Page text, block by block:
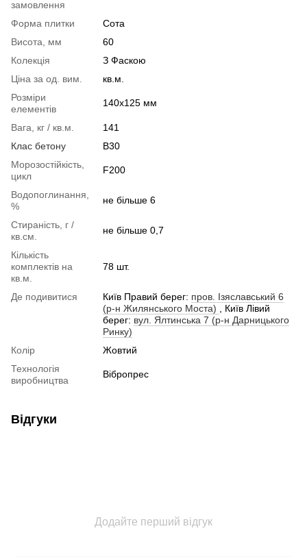
замовлення
Форма плитки
Сота
Висота, мм
60
Колекція
З Фаскою
Ціна за од. вим.
кв.м.
Розміри
елементів
140x125 мм
Вага, кг / кв.м.
141
Клас бетону
В30
Морозостійкість,
цикл
F200
Водопоглинання,
%
не більше 6
Стираність, г /
кв.см.
не більше 0,7
Кількість
комплектів на
кв.м.
78 шт.
Де подивитися Київ Правий берег: пров. Ізяславський 6
(р-н Жилянського Моста)
, Київ Лівий
берег: вул. Ялтинська 7 (р-н Дарницького
Ринку)
Колір
Жовтий
Технологія
виробництва
Вібропрес
Відгуки
Додайте перший відгук